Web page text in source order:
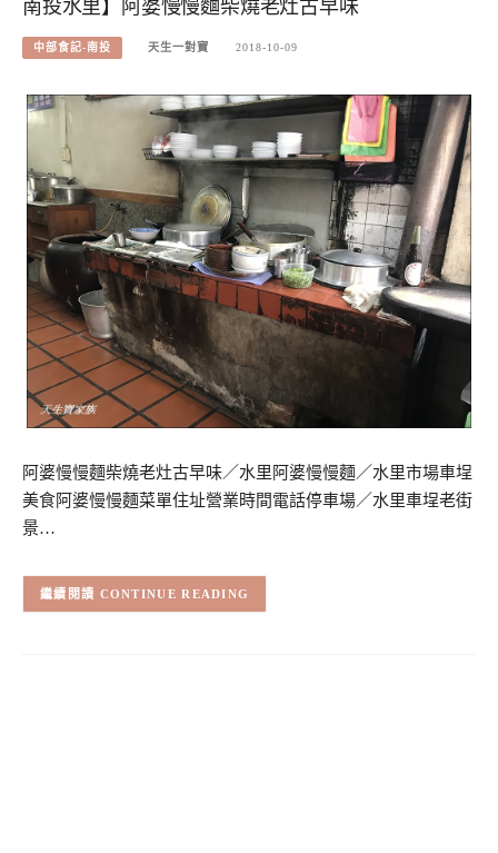
南投水里】阿婆慢慢麵柴燒老灶古早味
中部食記-南投 天生一對寶 2018-10-09
阿婆慢慢麵柴燒老灶古早味／水里阿婆慢慢麵／水里市場車埕
美食阿婆慢慢麵菜單住址營業時間電話停車場／水里車埕老街
景…
CONTINUE READING